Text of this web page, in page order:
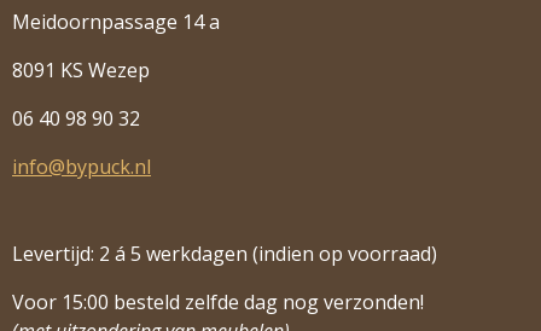
Meidoornpassage 14 a
8091 KS Wezep
06 40 98 90 32
info@bypuck.nl
Levertijd: 2 á 5 werkdagen (indien op voorraad)
Voor 15:00 besteld zelfde dag nog verzonden!